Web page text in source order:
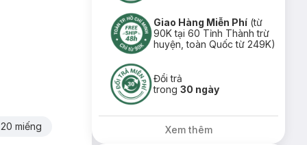
20 miếng
Giao Hàng Miễn Phí (từ
90K tại 60 Tỉnh Thành trừ
huyện, toàn Quốc từ 249K)
Đổi trả
trong30 ngày
Xem thêm